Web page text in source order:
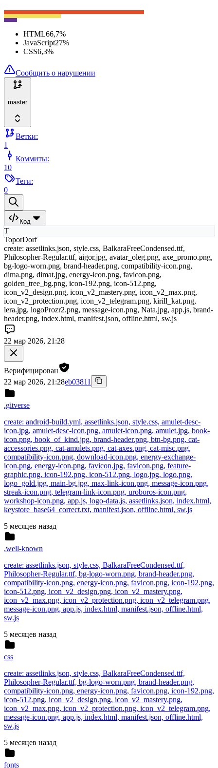
HTML66,7%
JavaScript27%
CSS6,3%
Сообщить о нарушении
master
Ветки:
1
Коммиты:
10
Теги:
0
Код
T
ToporDorf
create: assetlinks.json, style.css, BalkaraFreeCondensed.ttf,
Philosopher-Regular.ttf, aigor.jpg, avatar_oleg.png, axe_promo.png,
bg-logo-worn.png, brand-header.png, compatibility-icon.png,
dima.png, dimat.jpg, energy-icon.png, favicon.png,
golden_tree_bg.png, icon-192.png, icon-512.png,
icon_v2_design.png, icon_v2_mastery.png, icon_v2_max.png,
icon_v2_protection.png, icon_v2_telegram.png, kirill_kat.png,
lera.jpg, logoProzr2.png, message-icon.png, Nata.jpg, app.js, brand-
header.png, index.html, manifest.json, offline.html, sw.js
22 мар 2026, 21:28
Верифицирован
22 мар 2026, 21:28eb03811
.gitverse
create: android-build.yml, assetlinks.json, style.css, amulet-desc-
icon.jpg, amulet-desc-icon.png, amulet-icon.png, amulet.jpg, book-
icon.png, book_of_kind.jpg, brand-header.png, btn-bg.png, cat-
accessories.png, cat-amulets.png, cat-axes.png, cat-misc.png,
compatibility-icon.png, download-icon.png, energy-exchange-
icon.png, energy-icon.png, favicon.jpg, favicon.png, feature-
graphic.png, icon-192.png, icon-512.png, logo.jpg, logo.png,
logo_gold.jpg, main-bg.jpg, max-link-icon.png, message-icon.png,
streak-icon.png, telegram-link-icon.png, uroboros-icon.png,
workshop-icon.png, app.js, logo-data.js, assetlinks.json, index.html,
keystore_base64_correct.txt, manifest.json, offline.html, sw.js
5 месяцев назад
.well-known
create: assetlinks.json, style.css, BalkaraFreeCondensed.ttf,
Philosopher-Regular.ttf, bg-logo-worn.png, brand-header.png,
compatibility-icon.png, energy-icon.png, favicon.png, icon-192.png,
icon-512.png, icon_v2_design.png, icon_v2_mastery.png,
icon_v2_max.png, icon_v2_protection.png, icon_v2_telegram.png,
message-icon.png, app.js, index.html, manifest.json, offline.html,
sw.js
5 месяцев назад
css
create: assetlinks.json, style.css, BalkaraFreeCondensed.ttf,
Philosopher-Regular.ttf, bg-logo-worn.png, brand-header.png,
compatibility-icon.png, energy-icon.png, favicon.png, icon-192.png,
icon-512.png, icon_v2_design.png, icon_v2_mastery.png,
icon_v2_max.png, icon_v2_protection.png, icon_v2_telegram.png,
message-icon.png, app.js, index.html, manifest.json, offline.html,
sw.js
5 месяцев назад
fonts